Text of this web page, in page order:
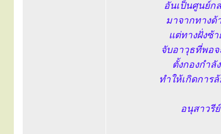
อันเป็นศูนย์ก
มาจากทางด้
แต่ทางฝั่งซ้
จับอาวุธที่พอจ
ตั้งกองกำลั
ทำให้เกิดการ
อนุสาวรี